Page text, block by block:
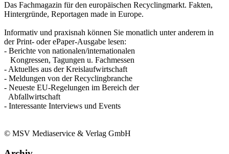
Das Fachmagazin für den europäischen Recyclingmarkt. Fakten,
Hintergründe, Reportagen made in Europe.
Informativ und praxisnah können Sie monatlich unter anderem in
der Print- oder ePaper-Ausgabe lesen:
- Berichte von nationalen/internationalen
Kongressen, Tagungen u. Fachmessen
- Aktuelles aus der Kreislaufwirtschaft
- Meldungen von der Recyclingbranche
- Neueste EU-Regelungen im Bereich der
Abfallwirtschaft
- Interessante Interviews und Events
© MSV Mediaservice & Verlag GmbH